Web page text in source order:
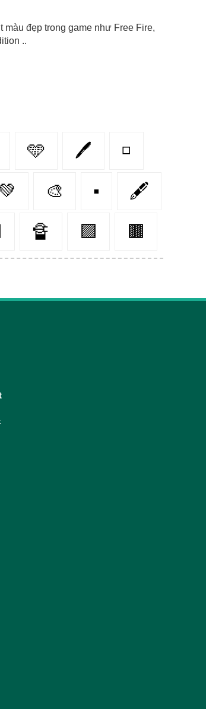
đẹp trong game như Free Fire,
..
🩵 🖊 ◽
🎨 ▪ 🖋️
🔏 🟪 🟫